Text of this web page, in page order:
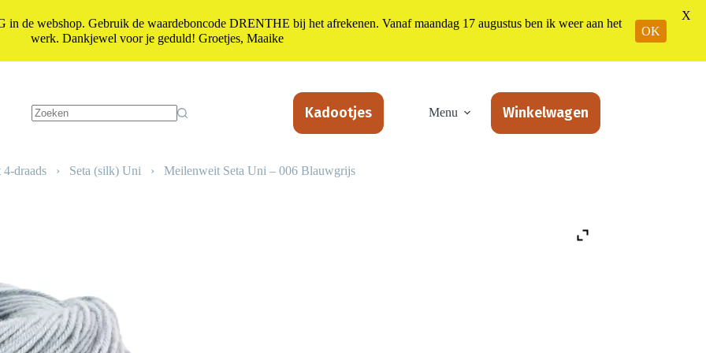
Kadootjes Menu Winkelwagen
draads › Seta (silk) Uni › Meilenweit Seta Uni – 006 Blauwgrijs
webshop. Gebruik de waardeboncode DRENTHE bij het afrekenen. Vanaf maandag 17 augustus ben ik weer aan het
werk. Dankjewel voor je geduld! Groetjes, Maaike
OK
X